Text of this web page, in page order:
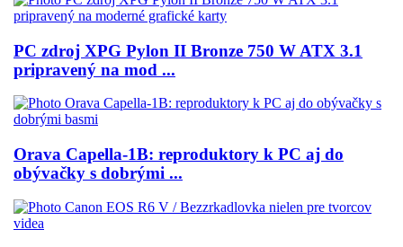
PC zdroj XPG Pylon II Bronze 750 W ATX 3.1
pripravený na mod ...
Orava Capella-1B: reproduktory k PC aj do
obývačky s dobrými ...